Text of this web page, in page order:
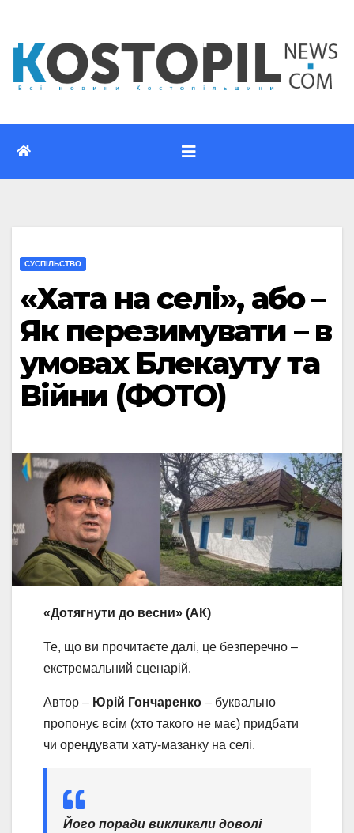
вмісту
CУСПІЛЬСТВО
«Хата на селі», або –
Як перезимувати – в
умовах Блекауту та
Війни (ФОТО)
«Дотягнути до весни» (АК)
Те, що ви прочитаєте далі, це безперечно –
екстремальний сценарій.
Автор – Юрій Гончаренко – буквально
пропонує всім (хто такого не має) придбати
чи орендувати хату-мазанку на селі.
Його поради викликали доволі